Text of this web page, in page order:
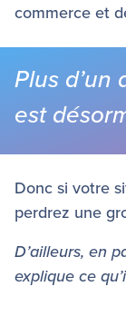
commerce et
Plus d’un
est
Donc si votre
perdrez une
D’ailleurs, en
explique ce